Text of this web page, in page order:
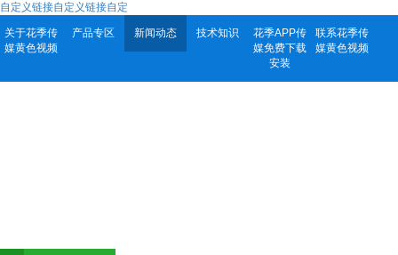
自定义链接自定义链接自定
关于花季传
媒黄色视频
产品专区 新闻动态 技术知识
花季APP传
媒免费下载
安装
联系花季传
媒黄色视频